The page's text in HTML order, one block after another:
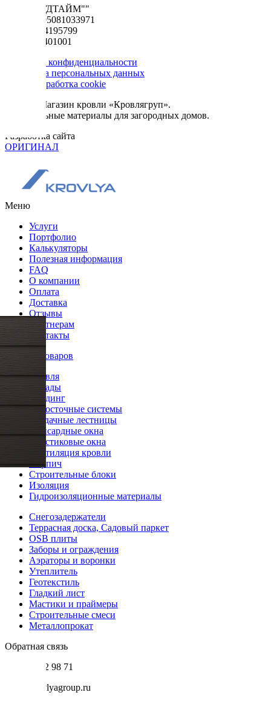
ООО "ФУДТАЙМ""
ОГРН 1195081033971
ИНН 5024195799
КПП 502401001
Политика конфиденциальности
Обработка персональных данных
Сбор и обработка cookie
© 2026. Магазин кровли «Кровлягруп».
Строительные материалы для загородных домов.
Разработка сайта
ОРИГИНАЛ
Меню
Услуги
Портфолио
Калькуляторы
Полезная информация
FAQ
О компании
Оплата
Доставка
Отзывы
Партнерам
Контакты
Каталог товаров
Кровля
Фасады
Сайдинг
Водосточные системы
Чердачные лестницы
Мансардные окна
Пластиковые окна
Вентиляция кровли
Кирпич
Строительные блоки
Изоляция
Гидроизоляционные материалы
Снегозадержатели
Террасная доска, Садовый паркет
OSB плиты
Заборы и ограждения
Аэраторы и воронки
Утеплитель
Геотекстиль
Гладкий лист
Мастики и праймеры
Строительные смеси
Металлопрокат
Обратная связь
+7 985 002 98 71
info@krovlyagroup.ru